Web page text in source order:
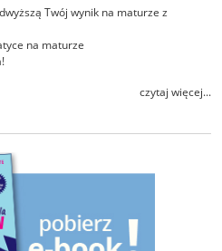
Twój wynik na maturze z
na maturze
czytaj więcej...